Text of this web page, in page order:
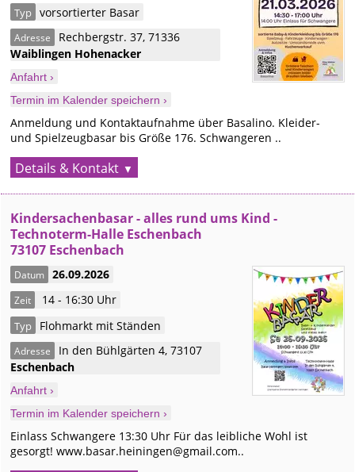
Typ vorsortierter Basar
Adresse Rechbergstr. 37,71336
Waiblingen Hohenacker
Anfahrt ›
Termin im Kalender speichern ›
Anmeldung und Kontaktaufnahme über Basalino. Kleider-
und Spielzeugbasar bis Größe 176. Schwangeren ..
Details & Kontakt
Kindersachenbasar - alles rund ums Kind -
Technoterm-Halle Eschenbach
73107 Eschenbach
Datum 26.09.2026
Zeit 14 - 16:30 Uhr
Typ Flohmarkt mit Ständen
Adresse In den Bühlgärten 4,73107
Eschenbach
Anfahrt ›
Termin im Kalender speichern ›
Einlass Schwangere 13:30 Uhr Für das leibliche Wohl ist
gesorgt! www.basar.heiningen@gmail.com..